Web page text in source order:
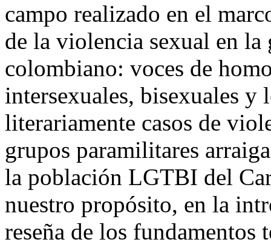
campo realizado en el
de la violencia sexual en
colombiano: voces de
intersexuales, bisexuales y
literariamente casos de
grupos paramilitares
la población LGTBI del
nuestro propósito, en la
reseña de los fundamentos